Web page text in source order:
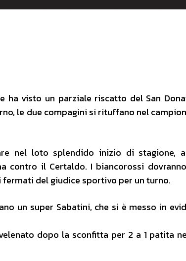
ha visto un parziale riscatto del San
le due compagini si rituffano nel
nel loto splendido inizio di stagione,
contro il Certaldo. I biancorossi
del giudice sportivo per un turno.
un super Sabatini, che si è messo in
dopo la sconfitta per 2 a 1 patita